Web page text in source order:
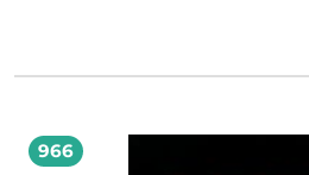
szczyt Oazy by odnaleźć ojca, zesłanego tam kilkanaście lat wcześniej. Zaniepokojony
Bell autor powieści postapokaliptycznej pod tytułem Wyśniona po raz pierwszy
wydanej w 2022 roku.
966